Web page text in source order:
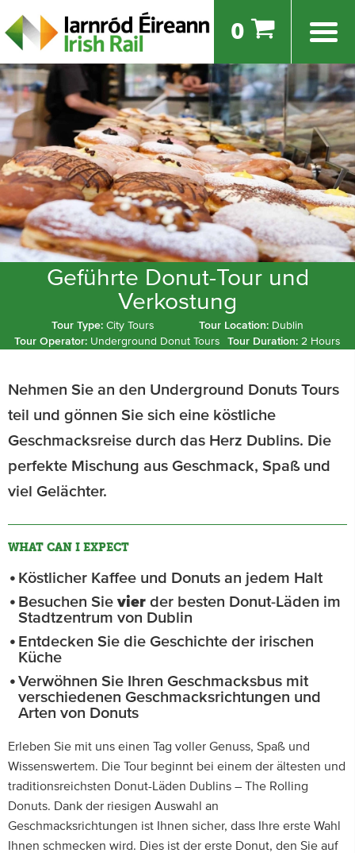
0
Geführte Donut-Tour und
Verkostung
Tour Type:City Tours Tour Location: Dublin
Tour Operator: Underground Donut Tours Tour Duration: 2 Hours
Nehmen Sie an den Underground Donuts Tours
teil und gönnen Sie sich eine köstliche
Geschmacksreise durch das Herz Dublins. Die
perfekte Mischung aus Geschmack, Spaß und
viel Gelächter.
WHAT CAN I EXPECT
Köstlicher Kaffee und Donuts an jedem Halt
Besuchen Sievier der besten Donut-Läden im
Stadtzentrum von Dublin
Entdecken Sie die Geschichte der irischen
Küche
Verwöhnen Sie Ihren Geschmacksbus mit
verschiedenen Geschmacksrichtungen und
Arten von Donuts
Erleben Sie mit uns einen Tag voller Genuss, Spaß und
Wissenswertem. Die Tour beginnt bei einem der ältesten und
traditionsreichsten Donut-Läden Dublins – The Rolling
Donuts. Dank der riesigen Auswahl an
Geschmacksrichtungen ist Ihnen sicher, dass Ihre erste Wahl
Ihnen schmecken wird. Dies ist der erste Donut, den Sie auf